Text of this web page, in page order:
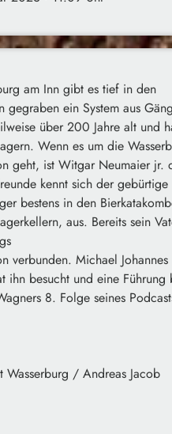
am Inn gibt es tief in den
gegraben ein System aus
über 200 Jahre alt und
Wenn es um die
geht, ist Witgar Neumaier jr.
kennt sich der gebürtige
bestens in den
aus. Bereits sein
verbunden. Michael Johannes
ihn besucht und eine
8. Folge seines
Wasserburg / Andreas Jacob